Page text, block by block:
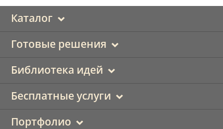
Каталог
Готовые решения
Библиотека идей
Бесплатные услуги
Портфолио